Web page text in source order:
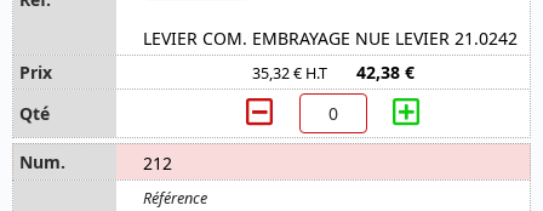
LEVIER COM. EMBRAYAGE NUE LEVIER 21.0242
35,32 € H.T 42,38 €
212